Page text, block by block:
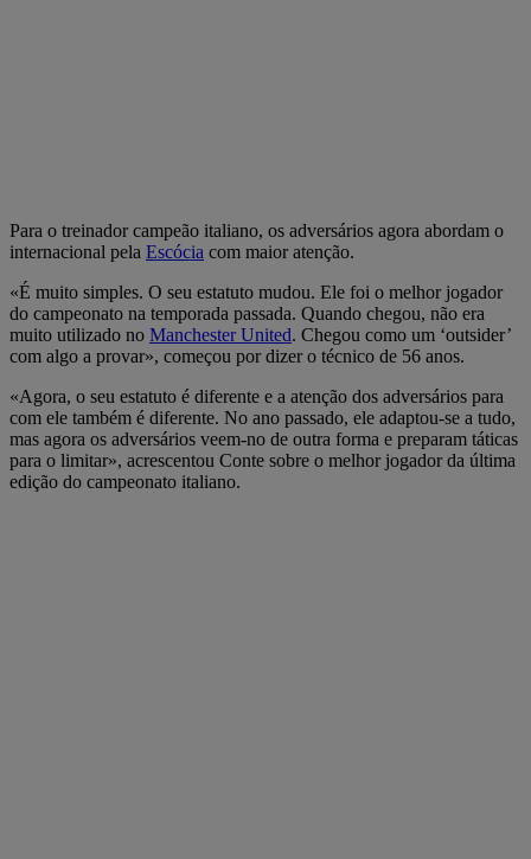
Para o treinador campeão italiano, os adversários agora abordam o
internacional pela Escócia com maior atenção.
«É muito simples. O seu estatuto mudou. Ele foi o melhor jogador
do campeonato na temporada passada. Quando chegou, não era
muito utilizado no Manchester United. Chegou como um ‘outsider’
com algo a provar», começou por dizer o técnico de 56 anos.
«Agora, o seu estatuto é diferente e a atenção dos adversários para
com ele também é diferente. No ano passado, ele adaptou-se a tudo,
mas agora os adversários veem-no de outra forma e preparam táticas
para o limitar», acrescentou Conte sobre o melhor jogador da última
edição do campeonato italiano.